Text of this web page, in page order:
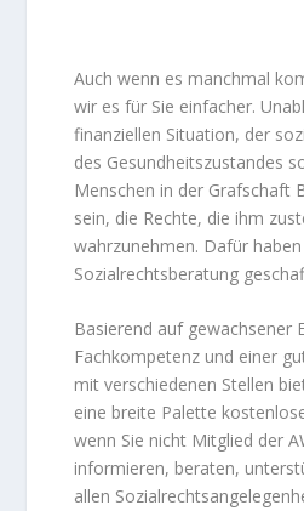
Auch wenn es manchmal
wir es für Sie einfacher.
finanziellen Situation, der
des Gesundheitszustandes
Menschen in der Grafschaft
sein, die Rechte, die ihm
wahrzunehmen. Dafür
Sozialrechtsberatung
Basierend auf gewachsener
Fachkompetenz und einer
mit verschiedenen Stellen
eine breite Palette
wenn Sie nicht Mitglied der
informieren, beraten,
allen